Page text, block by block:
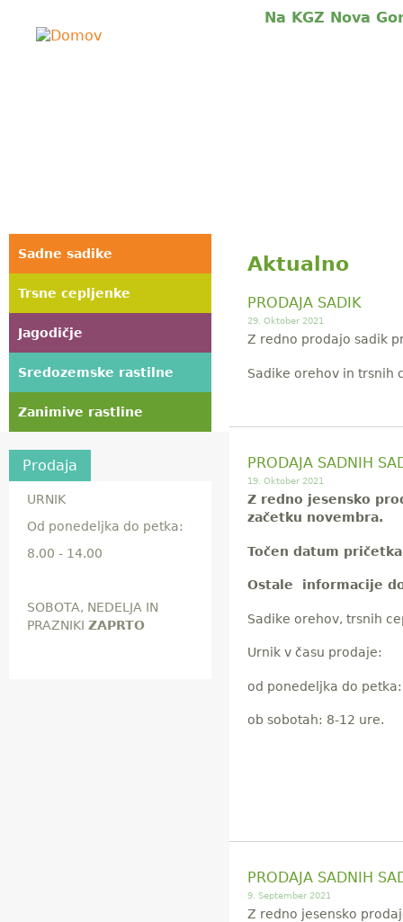
Jump to navigation
n
u
Na KGZ Nova
Aktualno
PRODAJA SADIK
29. Oktober 2021
Z redno prodajo sadik
Sadike orehov in trsnih
PRODAJA SADNIH
19. Oktober 2021
Z redno jesensko
začetku novembra.
Točen datum
Ostale informacije
Sadike orehov, trsnih
Urnik v času prodaje:
od ponedeljka do
ob sobotah: 8-12 ure.
PRODAJA SADNIH
9. September 2021
Z redno jesensko
Sadne sadike
Trsne cepljenke
Jagodičje
Sredozemske rastilne
Zanimive rastline
Prodaja
URNIK
Od ponedeljka do petka:
8.00 - 14.00
SOBOTA, NEDELJA IN
PRAZNIKI ZAPRTO